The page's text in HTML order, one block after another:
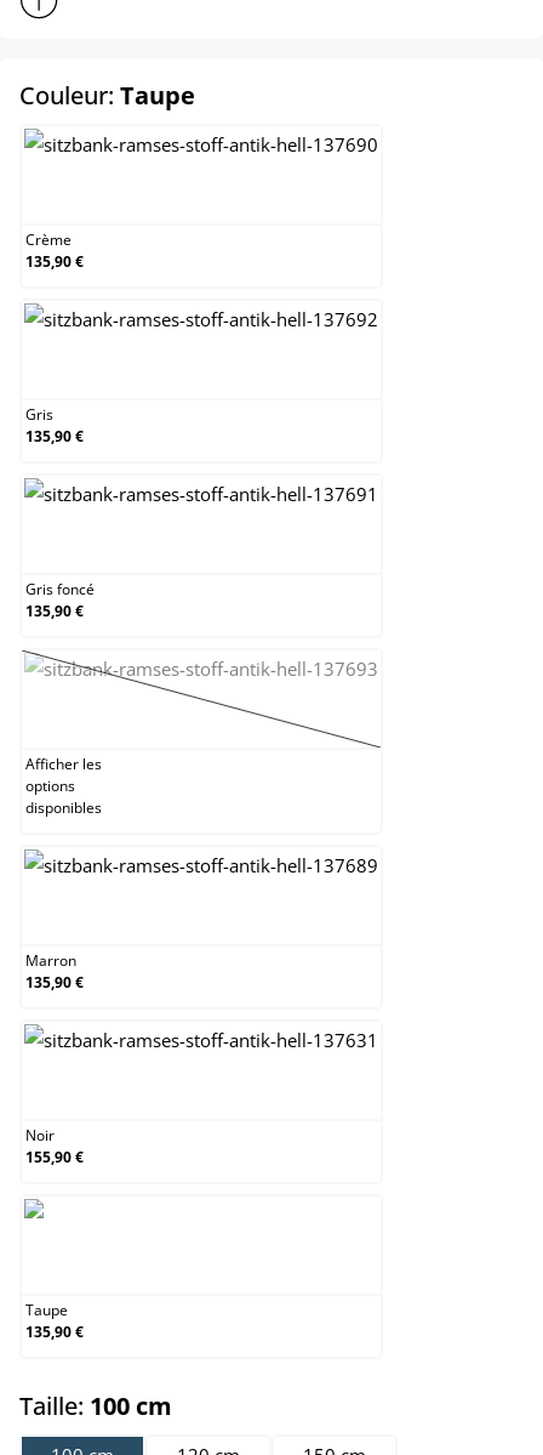
Couleur: Taupe
Crème
135,90 €
Gris
135,90 €
Gris foncé
135,90 €
Jaune
(Cette option n'est pas disponible pour le
Afficher les
options
disponibles
Marron
135,90 €
Noir
155,90 €
Taupe
135,90 €
Taille: 100 cm